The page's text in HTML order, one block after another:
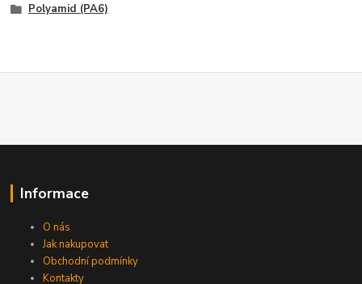
Polyamid (PA6)
Informace
O nás
Jak nakupovat
Obchodní podmínky
Kontakty